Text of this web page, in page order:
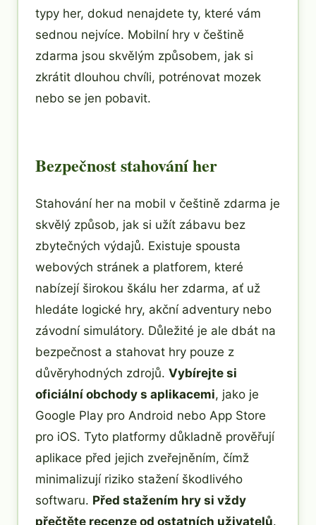
typy her, dokud nenajdete ty, které vám
sednou nejvíce. Mobilní hry v češtině
zdarma jsou skvělým způsobem, jak si
zkrátit dlouhou chvíli, potrénovat mozek
nebo se jen pobavit.
Bezpečnost stahování her
Stahování her na mobil v češtině zdarma je
skvělý způsob, jak si užít zábavu bez
zbytečných výdajů. Existuje spousta
webových stránek a platforem, které
nabízejí širokou škálu her zdarma, ať už
hledáte logické hry, akční adventury nebo
závodní simulátory. Důležité je ale dbát na
bezpečnost a stahovat hry pouze z
důvěryhodných zdrojů. Vybírejte si
oficiální obchody s aplikacemi, jako je
Google Play pro Android nebo App Store
pro iOS. Tyto platformy důkladně prověřují
aplikace před jejich zveřejněním, čímž
minimalizují riziko stažení škodlivého
softwaru. Před stažením hry si vždy
přečtěte recenze od ostatních uživatelů.